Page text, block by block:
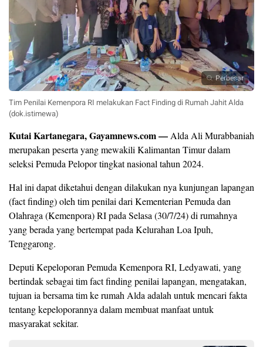
Perbesar
Tim Penilai Kemenpora RI melakukan Fact Finding di Rumah Jahit Alda
(dok.istimewa)
Kutai Kartanegara, Gayamnews.com — Alda Ali Murabbaniah
merupakan peserta yang mewakili Kalimantan Timur dalam
seleksi Pemuda Pelopor tingkat nasional tahun 2024.
Hal ini dapat diketahui dengan dilakukan nya kunjungan lapangan
(fact finding) oleh tim penilai dari Kementerian Pemuda dan
Olahraga (Kemenpora) RI pada Selasa (30/7/24) di rumahnya
yang berada yang bertempat pada Kelurahan Loa Ipuh,
Tenggarong.
Deputi Kepeloporan Pemuda Kemenpora RI, Ledyawati, yang
bertindak sebagai tim fact finding penilai lapangan, mengatakan,
tujuan ia bersama tim ke rumah Alda adalah untuk mencari fakta
tentang kepeloporannya dalam membuat manfaat untuk
masyarakat sekitar.